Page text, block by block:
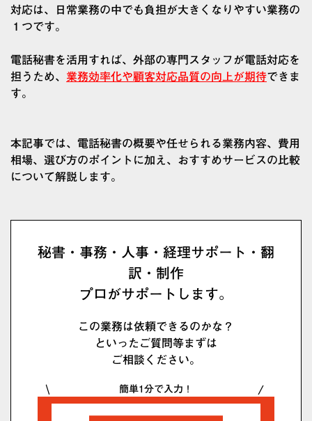
対応は、日常業務の中でも負担が大きくなりやすい業務の
１つです。
電話秘書を活用すれば、外部の専門スタッフが電話対応を
担うため、 業務効率化や顧客対応品質の向上が期待できま
す。
本記事では、電話秘書の概要や任せられる業務内容、費用
相場、選び方のポイントに加え、おすすめサービスの比較
について解説します。
秘書・事務・人事・経理サポート・翻
訳・制作
プロがサポートします。
この業務は依頼できるのかな？
といったご質問等まずは
ご相談ください。
簡単1分で入力！